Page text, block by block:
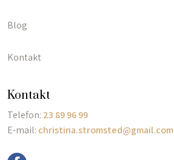
Blog
Kontakt
​Kontakt
​Telefon: 23 89 96 99
E-mail: christina.stromsted@gmail.com